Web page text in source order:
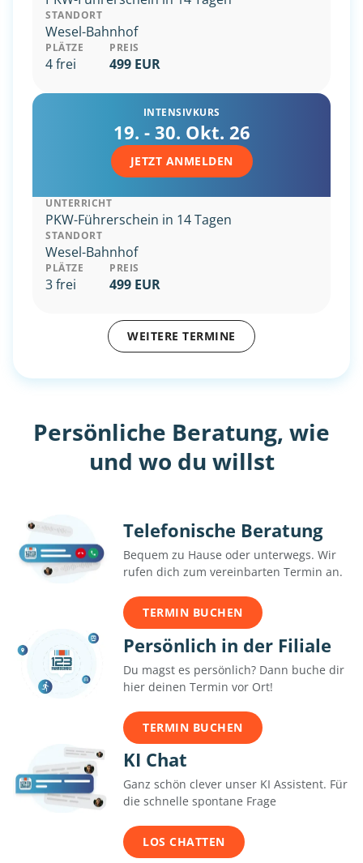
STANDORT
Wesel-Bahnhof
PLÄTZE
4 frei
PREIS
499 EUR
INTENSIVKURS
19. - 30. Okt. 26
JETZT ANMELDEN
UNTERRICHT
PKW-Führerschein in 14 Tagen
STANDORT
Wesel-Bahnhof
PLÄTZE
3 frei
PREIS
499 EUR
WEITERE TERMINE
Persönliche Beratung, wie
und wo du willst
Telefonische Beratung
Bequem zu Hause oder unterwegs. Wir
rufen dich zum vereinbarten Termin an.
TERMIN BUCHEN
Persönlich in der Filiale
Du magst es persönlich? Dann buche dir
hier deinen Termin vor Ort!
TERMIN BUCHEN
KI Chat
Ganz schön clever unser KI Assistent. Für
die schnelle spontane Frage
LOS CHATTEN